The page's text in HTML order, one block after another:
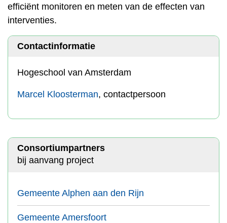
efficiënt monitoren en meten van de effecten van
interventies.
Contactinformatie
Hogeschool van Amsterdam
Marcel Kloosterman, contactpersoon
Consortiumpartners
bij aanvang project
Gemeente Alphen aan den Rijn
Gemeente Amersfoort